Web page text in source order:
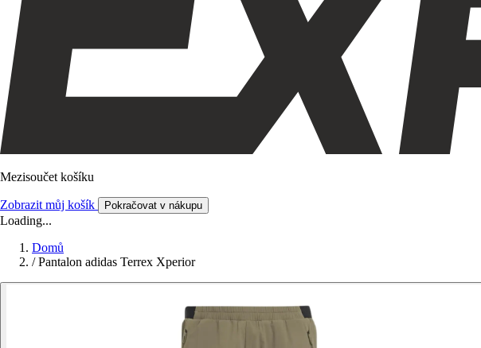
Mezisoučet košíku
Zobrazit můj košík Pokračovat v nákupu
Loading...
Domů
/ Pantalon adidas Terrex Xperior